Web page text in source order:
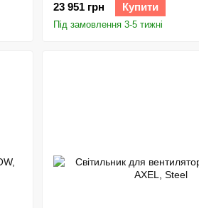
23 951 грн Купити
Під замовлення 3-5 тижні